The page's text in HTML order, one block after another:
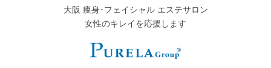
大阪 痩身･フェイシャル エステサロン
女性のキレイを応援します